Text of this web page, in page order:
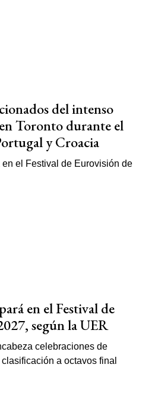
del intenso
Toronto durante el
y Croacia
en el Festival de
según la UER